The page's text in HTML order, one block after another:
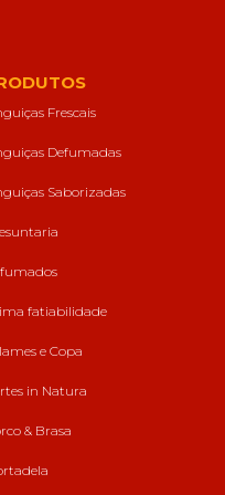
Frescais
Defumadas
Saborizadas
fatiabilidade
e Copa
in Natura
& Brasa